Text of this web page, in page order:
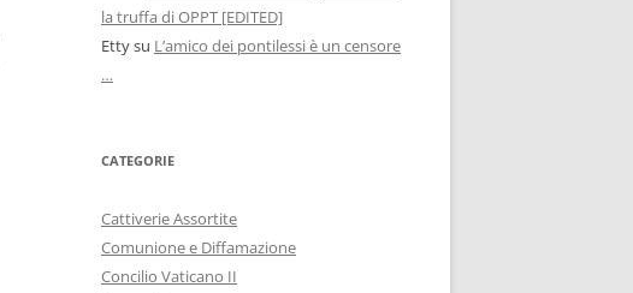
la truffa di OPPT [EDITED]
Ettysu L’amico dei pontilessi è un censore
…
CATEGORIE
Cattiverie Assortite
Comunione e Diffamazione
Concilio Vaticano II